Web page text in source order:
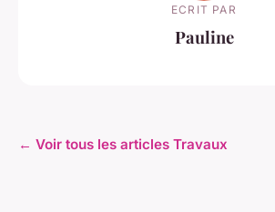
ECRIT PAR
Pauline
← Voir tous les articles Travaux